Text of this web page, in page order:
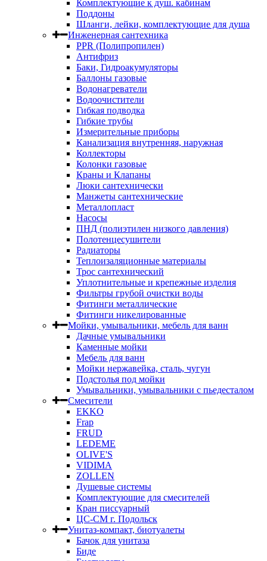
Комплектующие к душ. кабинам
Поддоны
Шланги, лейки, комплектующие для душа
Инженерная сантехника
PPR (Полипропилен)
Антифриз
Баки, Гидроакумуляторы
Баллоны газовые
Водонагреватели
Водоочистители
Гибкая подводка
Гибкие трубы
Измерительные приборы
Канализация внутренняя, наружная
Коллекторы
Колонки газовые
Краны и Клапаны
Люки сантехнически
Манжеты сантехнические
Металлопласт
Насосы
ПНД (полиэтилен низкого давления)
Полотенцесушители
Радиаторы
Теплоизаляционные материалы
Трос сантехнический
Уплотнительные и крепежные изделия
Фильтры грубой очистки воды
Фитинги металлические
Фитинги никелированные
Мойки, умывальники, мебель для ванн
Дачные умывальники
Каменные мойки
Мебель для ванн
Мойки нержавейка, сталь, чугун
Подстолья под мойки
Умывальники, умывальники с пьедесталом
Смесители
EKKO
Frap
FRUD
LEDEME
OLIVE'S
VIDIMA
ZOLLEN
Душевые системы
Комплектующие для смесителей
Кран писсуарный
ЦС-СМ г. Подольск
Унитаз-компакт, биотуалеты
Бачок для унитаза
Биде